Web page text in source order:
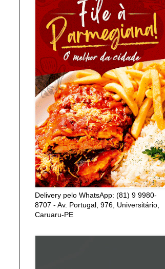
Delivery pelo WhatsApp: (81) 9 9980-
8707 - Av. Portugal, 976, Universitário,
Caruaru-PE